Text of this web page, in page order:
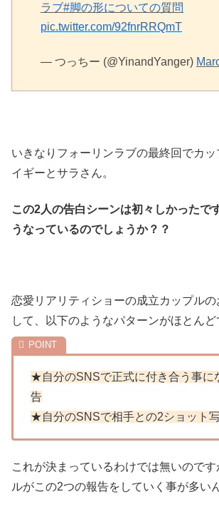
ラブ#脚の形についての質問
pic.twitter.com/92fnrRRQmT
— つっちー (@YinandYanger)
いきなりフォーリンラブの最終回でカ
イギーとサラさん。
この2人の告白シーンは初々しかったで
うなっているのでしょうか？？
恋愛リアリティショーの成立カップルの
して、以下のようなパターンがほとんど
★自分のSNSで正式に付き合う事に
告
★自分のSNSで相手との2ショット
これが決まっているわけでは無いので
ルがこの2つの報告をしていく事が多い